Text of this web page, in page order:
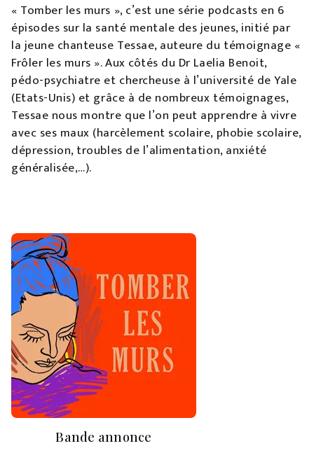
« Tomber les murs », c’est une série podcasts en 6
épisodes sur la santé mentale des jeunes, initié par
la jeune chanteuse Tessae, auteure du témoignage «
Frôler les murs ». Aux côtés du Dr Laelia Benoit,
pédo-psychiatre et chercheuse à l’université de Yale
(Etats-Unis) et grâce à de nombreux témoignages,
Tessae nous montre que l’on peut apprendre à vivre
avec ses maux (harcèlement scolaire, phobie scolaire,
dépression, troubles de l’alimentation, anxiété
généralisée,…).
Bande annonce